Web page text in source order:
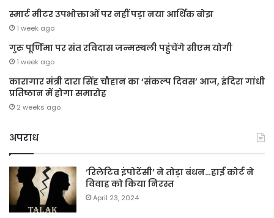
स्मार्ट मीटर उपभोक्ताओं पर नहीं पड़ा नया आर्थिक बोझ
1 week ago
गुरु पूर्णिमा पर संत रविदास जन्मस्थली पहुंचेंगे सीएम योगी
1 week ago
कारागार मंत्री दारा सिंह चौहान का ‘संकल्प दिवस’ आज, इंदिरा गांधी
प्रतिष्ठान में होगा समारोह
2 weeks ago
अपराध
‘रिलेटिव इंपोटेंसी’ ने तोड़ा बंधन…हाई कोर्ट ने
विवाह को किया निरस्त
April 23, 2024